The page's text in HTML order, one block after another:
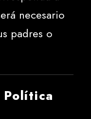
necesario
padres o
Política